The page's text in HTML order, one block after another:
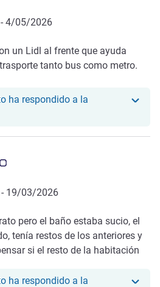
4/05/2026
un Lidl al frente que ayuda
tanto bus como metro.
ha respondido a la
de Avis 1.0/5
19/03/2026
pero el baño estaba sucio, el
tenía restos de los anteriores y
si el resto de la habitación
ha respondido a la